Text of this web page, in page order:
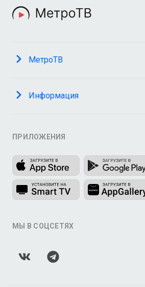
МетроТВ
Информация
ПРИЛОЖЕНИЯ
МЫ В СОЦСЕТЯХ